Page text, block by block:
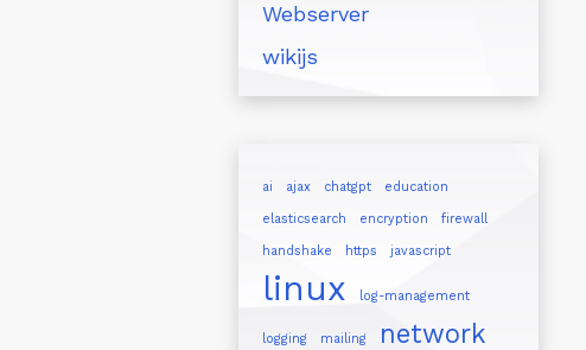
Webserver
wikijs
ai ajax chatgpt education
elasticsearch encryption firewall
handshake https javascript
linux log-management
logging mailing network